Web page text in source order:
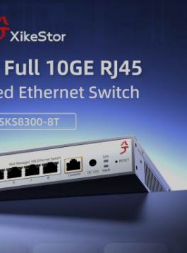
RJ45接続
ンシング機能を備えた8つの10G
ン、8Kビデオストリーミングサー
シームレスな高速統合を提供しま
ブルと完全な互換性があり、10
アップグレードを簡素化しま
ィング ＆ 管理機能
ネットワークスイッチとして、ス
OSPF、BGP、DHCPサーバー
強力にサポートします。直感的
様のCLI（Console/SSH）を通じ